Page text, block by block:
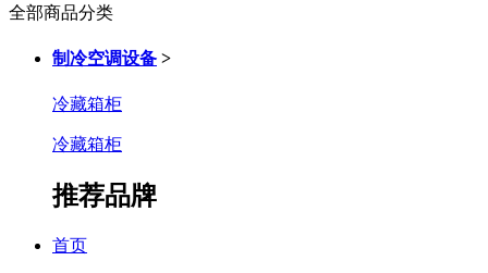
全部商品分类
制冷空调设备 >
冷藏箱柜
冷藏箱柜
推荐品牌
首页